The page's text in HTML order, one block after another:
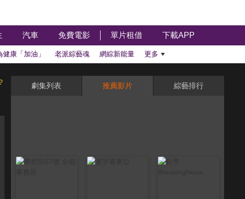
汽車 免費電影 單片租借 下載APP
健康「加油」 老派綜藝魂 網綜新能量 更多
劇集列表 推薦影片 綜藝排行